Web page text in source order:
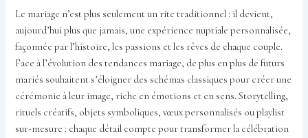
Le mariage n’est plus seulement un rite traditionnel : il devient,
aujourd’hui plus que jamais, une expérience nuptiale personnalisée,
façonnée par l’histoire, les passions et les rêves de chaque couple.
Face à l’évolution des tendances mariage, de plus en plus de futurs
mariés souhaitent s’éloigner des schémas classiques pour créer une
cérémonie à leur image, riche en émotions et en sens. Storytelling,
rituels créatifs, objets symboliques, vœux personnalisés ou playlist
sur-mesure : chaque détail compte pour transformer la célébration